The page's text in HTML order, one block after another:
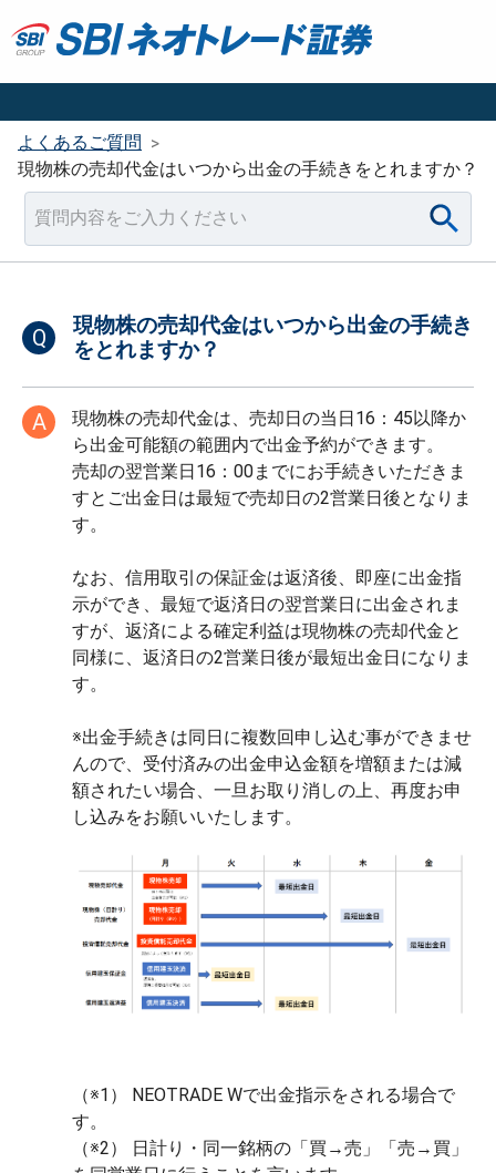
よくあるご質問 >
現物株の売却代金はいつから出金の手続きをとれますか？
Q
現物株の売却代金はいつから出金の手続き
をとれますか？
A
現物株の売却代金は、売却日の当日16：45以降か
ら出金可能額の範囲内で出金予約ができます。
売却の翌営業日16：00までにお手続きいただきま
すとご出金日は最短で売却日の2営業日後となりま
す。
なお、信用取引の保証金は返済後、即座に出金指
示ができ、最短で返済日の翌営業日に出金されま
すが、返済による確定利益は現物株の売却代金と
同様に、返済日の2営業日後が最短出金日になりま
す。
※出金手続きは同日に複数回申し込む事ができませ
んので、受付済みの出金申込金額を増額または減
額されたい場合、一旦お取り消しの上、再度お申
し込みをお願いいたします。
（※1） NEOTRADE Wで出金指示をされる場合で
す。
（※2） 日計り・同一銘柄の「買→売」「売→買」